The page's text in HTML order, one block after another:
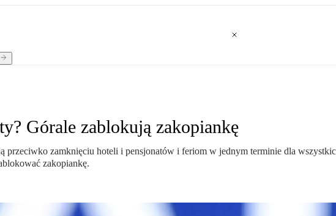
Górale zablokują zakopiankę
przeciwko zamknięciu hoteli i pensjonatów i feriom w jednym terminie dla
zakopiankę.